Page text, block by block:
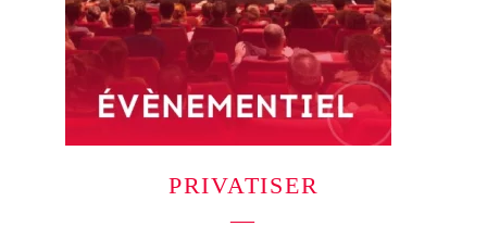
PRIVATISER
—